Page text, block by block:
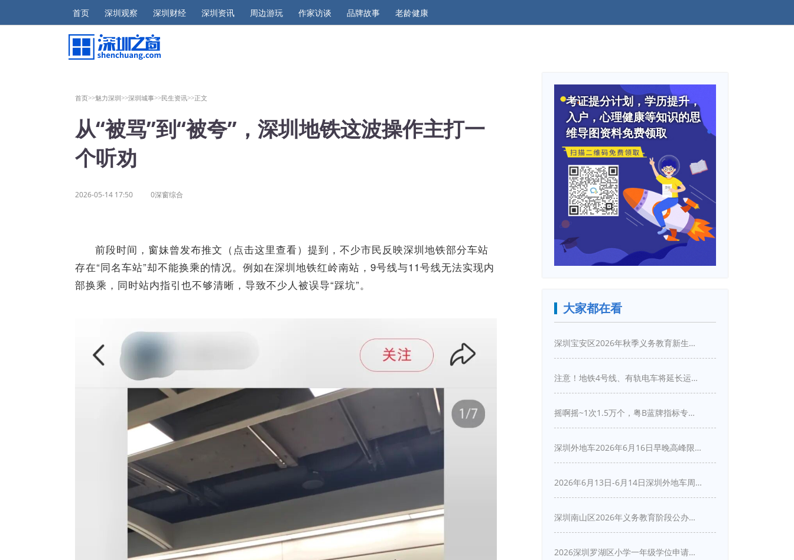
首页 深圳观察 深圳财经 深圳资讯 周边游玩 作家访谈 品牌故事 老龄健康
首页>>魅力深圳>>深圳城事>>民生资讯>>正文
从“被骂”到“被夸”，深圳地铁这波操作主打一
个听劝
2026-05-14 17:50 0深窗综合
前段时间，窗妹曾发布推文（点击这里查看）提到，不少市民反映深圳地铁部分车站
存在“同名车站”却不能换乘的情况。例如在深圳地铁红岭南站，9号线与11号线无法实现内
部换乘，同时站内指引也不够清晰，导致不少人被误导“踩坑”。
考证提分计划，学历提升，
入户，心理健康等知识的思
维导图资料免费领取
大家都在看
深圳宝安区2026年秋季义务教育新生入学指引
注意！地铁4号线、有轨电车将延长运营服务！
摇啊摇~1次1.5万个，粤B蓝牌指标专项摇号又来啦！
深圳外地车2026年6月16日早晚高峰限行详情
2026年6月13日-6月14日深圳外地车周末限行吗
深圳南山区2026年义务教育阶段公办学校新生入学申请指南
2026深圳罗湖区小学一年级学位申请指南